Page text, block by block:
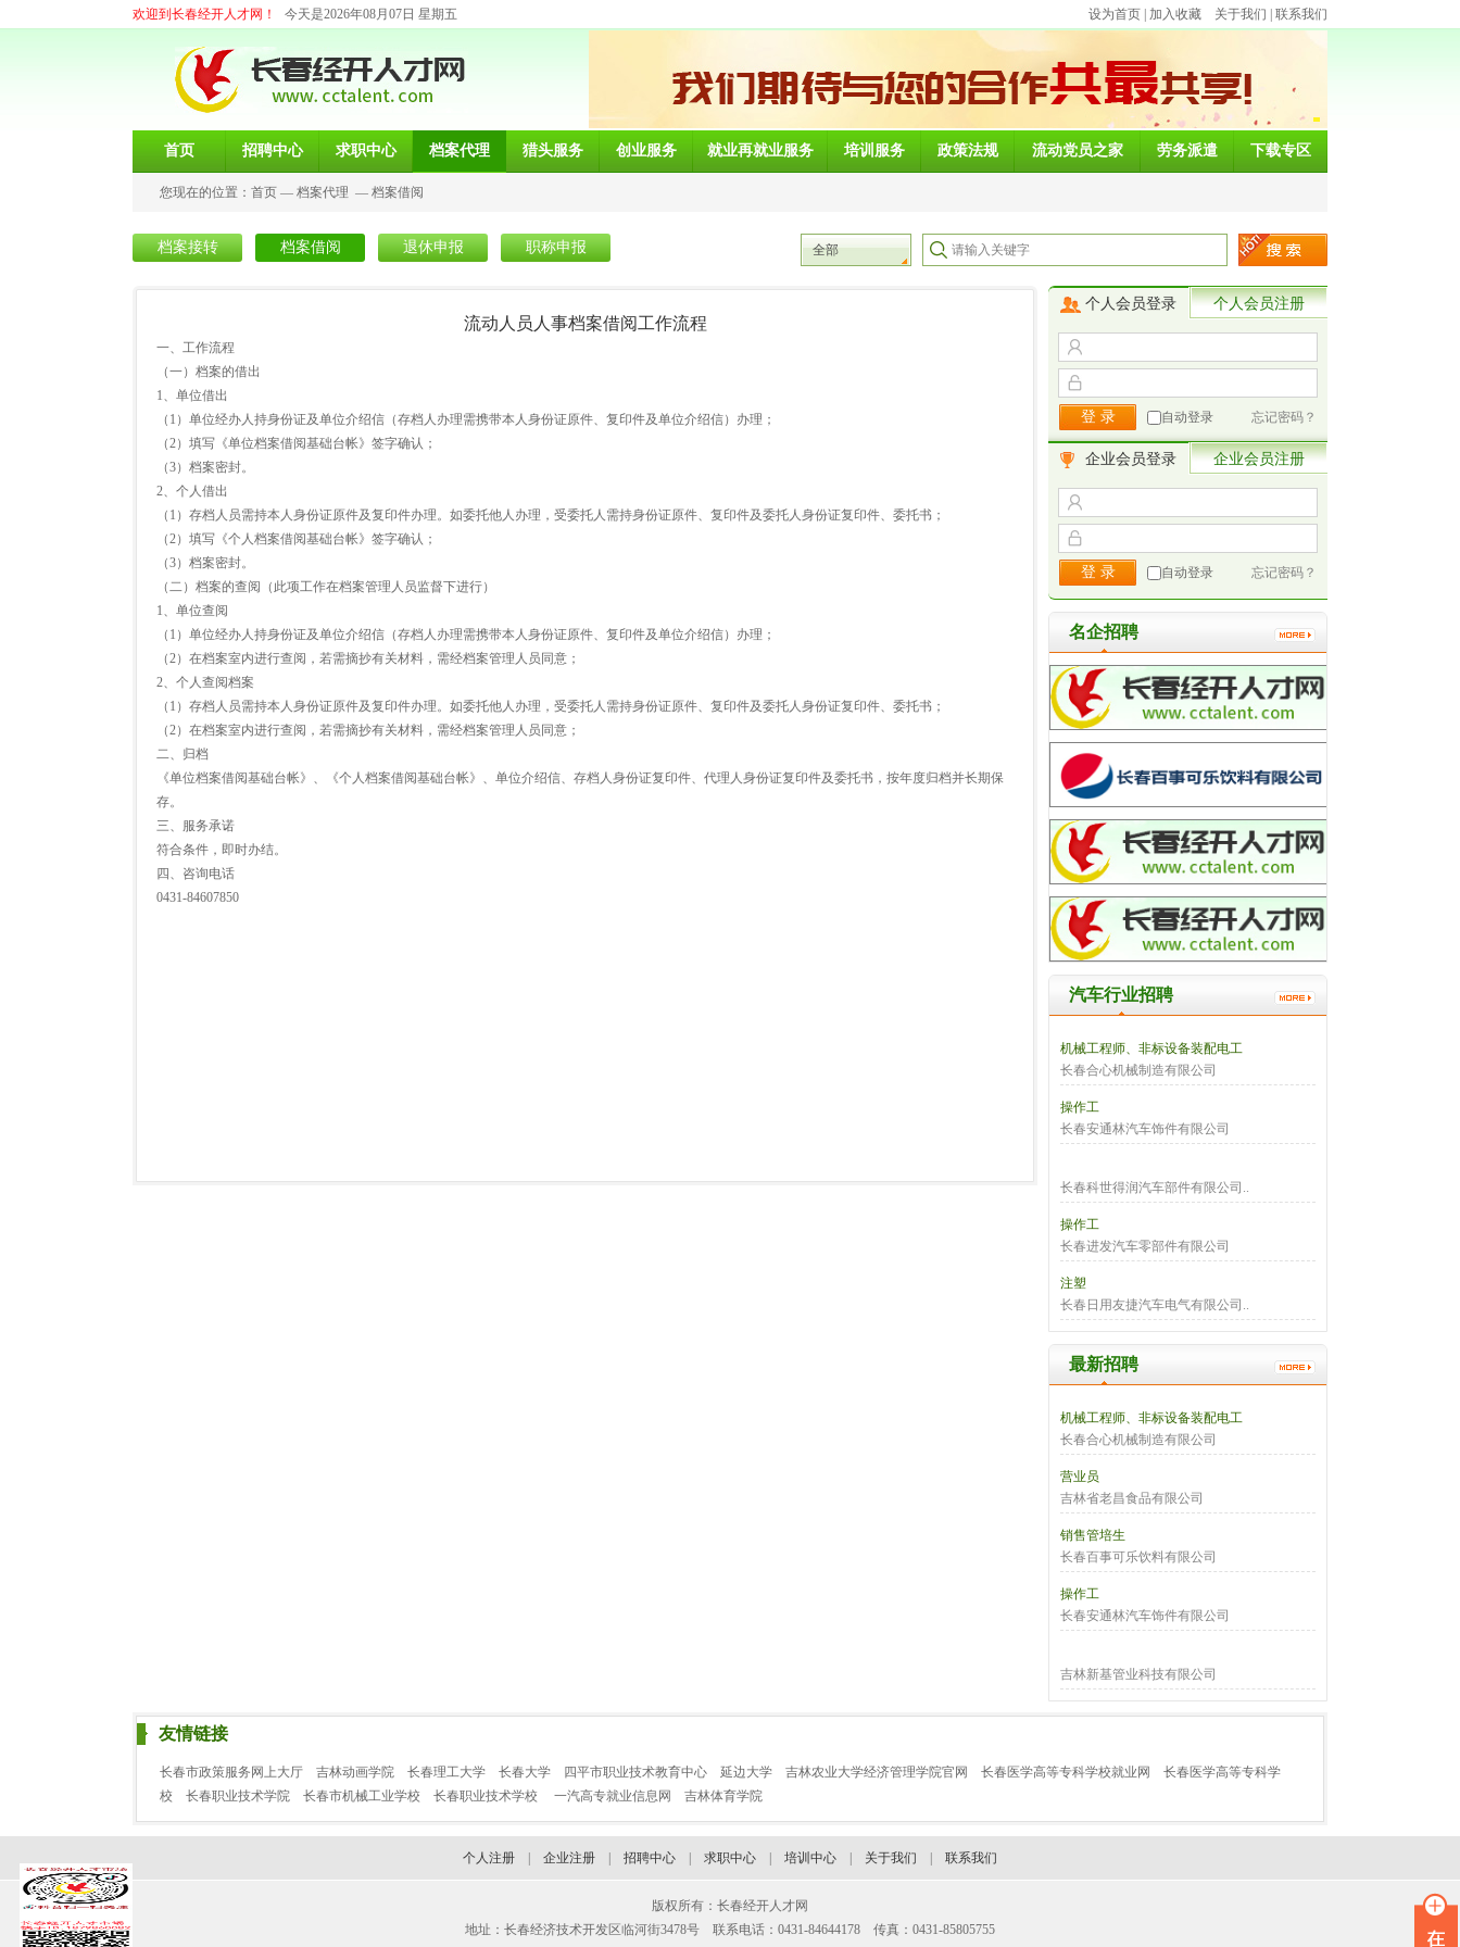
欢迎到长春经开人才网！ 今天是2026年08月07日 星期五 设为首页 加入收藏 关于我们 联系我们
首页 招聘中心 求职中心 档案代理 猎头服务 创业服务 就业再就业服务 培训服务 政策法规 流动党员之家 劳务派遣 下载专区
您现在的位置： 首页 — 档案代理 — 档案借阅
档案接转 档案借阅 退休申报 职称申报 全部
流动人员人事档案借阅工作流程
一、工作流程
（一）档案的借出
1、单位借出
（1）单位经办人持身份证及单位介绍信（存档人办理需携带本人身份证原件、复印件及单位介绍信）办理；
（2）填写《单位档案借阅基础台帐》签字确认；
（3）档案密封。
2、个人借出
（1）存档人员需持本人身份证原件及复印件办理。如委托他人办理，受委托人需持身份证原件、复印件及委托人身份证复印件、委托书；
（2）填写《个人档案借阅基础台帐》签字确认；
（3）档案密封。
（二）档案的查阅（此项工作在档案管理人员监督下进行）
1、单位查阅
（1）单位经办人持身份证及单位介绍信（存档人办理需携带本人身份证原件、复印件及单位介绍信）办理；
（2）在档案室内进行查阅，若需摘抄有关材料，需经档案管理人员同意；
2、个人查阅档案
（1）存档人员需持本人身份证原件及复印件办理。如委托他人办理，受委托人需持身份证原件、复印件及委托人身份证复印件、委托书；
（2）在档案室内进行查阅，若需摘抄有关材料，需经档案管理人员同意；
二、归档
《单位档案借阅基础台帐》、《个人档案借阅基础台帐》、单位介绍信、存档人身份证复印件、代理人身份证复印件及委托书，按年度归档并长期保
存。
三、服务承诺
符合条件，即时办结。
四、咨询电话
0431-84607850
个人会员登录 个人会员注册
自动登录 忘记密码？
企业会员登录 企业会员注册
自动登录 忘记密码？
名企招聘
汽车行业招聘
机械工程师、非标设备装配电工
长春合心机械制造有限公司
操作工
长春安通林汽车饰件有限公司
长春科世得润汽车部件有限公司..
操作工
长春进发汽车零部件有限公司
注塑
长春日用友捷汽车电气有限公司..
最新招聘
机械工程师、非标设备装配电工
长春合心机械制造有限公司
营业员
吉林省老昌食品有限公司
销售管培生
长春百事可乐饮料有限公司
操作工
长春安通林汽车饰件有限公司
吉林新基管业科技有限公司
友情链接
长春市政策服务网上大厅 吉林动画学院 长春理工大学 长春大学 四平市职业技术教育中心 延边大学 吉林农业大学经济管理学院官网 长春医学高等专科学校就业网
长春医学高等专科学
校
长春职业技术学院 长春市机械工业学校 长春职业技术学校 一汽高专就业信息网 吉林体育学院
个人注册 企业注册 招聘中心 求职中心 培训中心 关于我们 联系我们
版权所有：长春经开人才网
地址：长春经济技术开发区临河街3478号 联系电话：0431-84644178 传真：0431-85805755